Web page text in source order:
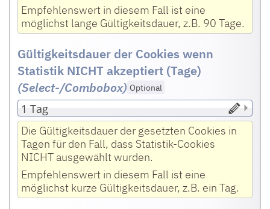
Empfehlenswert in diesem Fall ist eine
möglichst lange Gültigkeitsdauer, z.B. 90 Tage.
Gültigkeitsdauer der Cookies wenn
Statistik NICHT akzeptiert (Tage)
(Select-/Combobox) Optional
Die Gültigkeitsdauer der gesetzten Cookies in
Tagen für den Fall, dass Statistik-Cookies
NICHT ausgewählt wurden.
Empfehlenswert in diesem Fall ist eine
möglichst kurze Gültigkeitsdauer, z.B. ein Tag.